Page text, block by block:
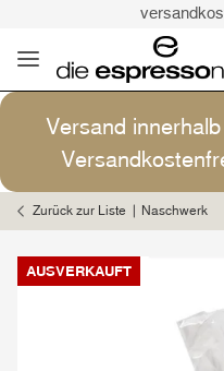
Versand
Zurück zur Liste Naschwerk
AUSVERKAUFT